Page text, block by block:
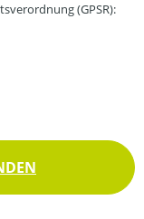
(GPSR):